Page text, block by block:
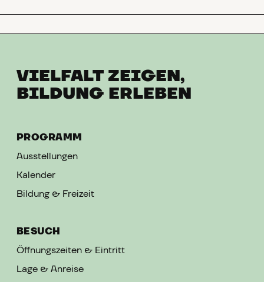
VIELFALT ZEIGEN,
BILDUNG ERLEBEN
PROGRAMM
Ausstellungen
Kalender
Bildung & Freizeit
BESUCH
Öffnungszeiten & Eintritt
Lage & Anreise